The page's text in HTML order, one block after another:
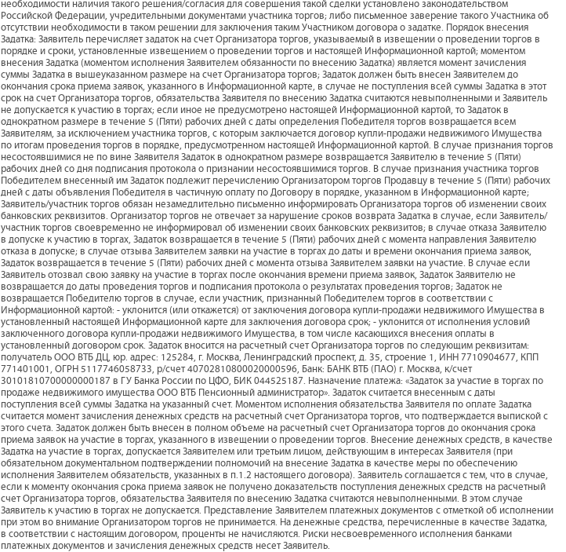
необходимости наличия такого решения/согласия для совершения такой сделки установлено законодательством
Российской Федерации, учредительными документами участника торгов; либо письменное заверение такого Участника об
отсутствии необходимости в таком решении для заключения таким Участником договора о задатке. Порядок внесения
Задатка: Заявитель перечисляет задаток на счет Организатора торгов, указываемый в извещении о проведении торгов в
порядке и сроки, установленные извещением о проведении торгов и настоящей Информационной картой; моментом
внесения Задатка (моментом исполнения Заявителем обязанности по внесению Задатка) является момент зачисления
суммы Задатка в вышеуказанном размере на счет Организатора торгов; Задаток должен быть внесен Заявителем до
окончания срока приема заявок, указанного в Информационной карте, в случае не поступления всей суммы Задатка в этот
срок на счет Организатора торгов, обязательства Заявителя по внесению Задатка считаются невыполненными и Заявитель
не допускается к участию в торгах; если иное не предусмотрено настоящей Информационной картой, то Задаток в
однократном размере в течение 5 (Пяти) рабочих дней с даты определения Победителя торгов возвращается всем
Заявителям, за исключением участника торгов, с которым заключается договор купли-продажи недвижимого Имущества
по итогам проведения торгов в порядке, предусмотренном настоящей Информационной картой. В случае признания торгов
несостоявшимися не по вине Заявителя Задаток в однократном размере возвращается Заявителю в течение 5 (Пяти)
рабочих дней со дня подписания протокола о признании несостоявшимися торгов. В случае признания участника торгов
Победителем внесенный им Задаток подлежит перечислению Организатором торгов Продавцу в течение 5 (Пяти) рабочих
дней с даты объявления Победителя в частичную оплату по Договору в порядке, указанном в Информационной карте;
Заявитель/участник торгов обязан незамедлительно письменно информировать Организатора торгов об изменении своих
банковских реквизитов. Организатор торгов не отвечает за нарушение сроков возврата Задатка в случае, если Заявитель/
участник торгов своевременно не информировал об изменении своих банковских реквизитов; в случае отказа Заявителю
в допуске к участию в торгах, Задаток возвращается в течение 5 (Пяти) рабочих дней с момента направления Заявителю
отказа в допуске; в случае отзыва Заявителем заявки на участие в торгах до даты и времени окончания приема заявок,
Задаток возвращается в течение 5 (Пяти) рабочих дней с момента отзыва Заявителем заявки на участие. В случае если
Заявитель отозвал свою заявку на участие в торгах после окончания времени приема заявок, Задаток Заявителю не
возвращается до даты проведения торгов и подписания протокола о результатах проведения торгов; Задаток не
возвращается Победителю торгов в случае, если участник, признанный Победителем торгов в соответствии с
Информационной картой: - уклонится (или откажется) от заключения договора купли-продажи недвижимого Имущества в
установленный настоящей Информационной карте для заключения договора срок; - уклонится от исполнения условий
заключенного договора купли-продажи недвижимого Имущества, в том числе касающихся внесения оплаты в
установленный договором срок. Задаток вносится на расчетный счет Организатора торгов по следующим реквизитам:
получатель ООО ВТБ ДЦ, юр. адрес: 125284, г. Москва, Ленинградский проспект, д. 35, строение 1, ИНН 7710904677, КПП
771401001, ОГРН 5117746058733, р/счет 40702810800020000596, Банк: БАНК ВТБ (ПАО) г. Москва, к/счет
30101810700000000187 в ГУ Банка России по ЦФО, БИК 044525187. Назначение платежа: «Задаток за участие в торгах по
продаже недвижимого имущества ООО ВТБ Пенсионный администратор». Задаток считается внесенным с даты
поступления всей суммы Задатка на указанный счет. Моментом исполнения обязательства Заявителя по оплате Задатка
считается момент зачисления денежных средств на расчетный счет Организатора торгов, что подтверждается выпиской с
этого счета. Задаток должен быть внесен в полном объеме на расчетный счет Организатора торгов до окончания срока
приема заявок на участие в торгах, указанного в извещении о проведении торгов. Внесение денежных средств, в качестве
Задатка на участие в торгах, допускается Заявителем или третьим лицом, действующим в интересах Заявителя (при
обязательном документальном подтверждении полномочий на внесение Задатка в качестве меры по обеспечению
исполнения Заявителем обязательств, указанных в п.1.2 настоящего договора). Заявитель соглашается с тем, что в случае,
если к моменту окончания срока приема заявок не получено доказательств поступления денежных средств на расчетный
счет Организатора торгов, обязательства Заявителя по внесению Задатка считаются невыполненными. В этом случае
Заявитель к участию в торгах не допускается. Представление Заявителем платежных документов с отметкой об исполнении
при этом во внимание Организатором торгов не принимается. На денежные средства, перечисленные в качестве Задатка,
в соответствии с настоящим договором, проценты не начисляются. Риски несвоевременного исполнения банками
платежных документов и зачисления денежных средств несет Заявитель.